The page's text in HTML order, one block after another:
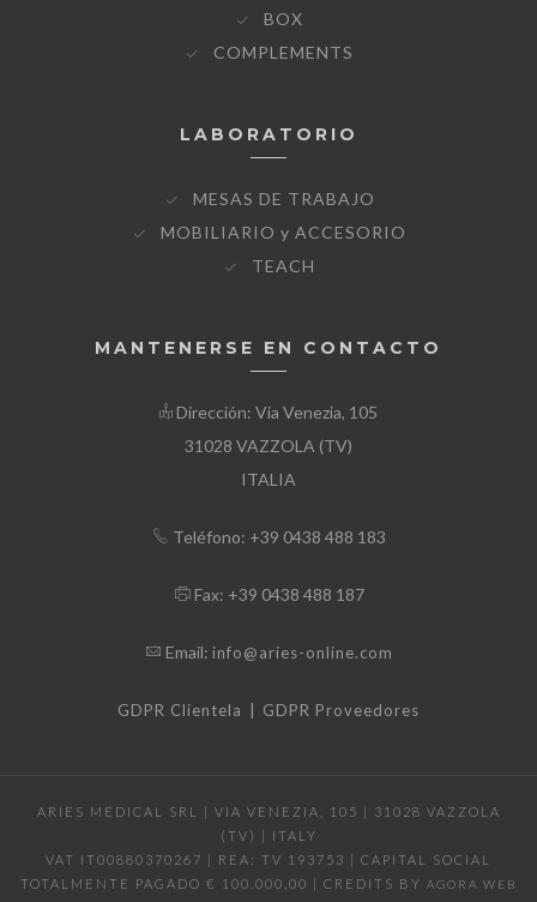
BOX
COMPLEMENTS
LABORATORIO
MESAS DE TRABAJO
MOBILIARIO y ACCESORIO
TEACH
MANTENERSE EN CONTACTO
Dirección: Via Venezia, 105
31028 VAZZOLA (TV)
ITALIA
Teléfono: +39 0438 488 183
Fax: +39 0438 488 187
Email: info@aries-online.com
GDPR Clientela | GDPR Proveedores
ARIES MEDICAL SRL | VIA VENEZIA, 105 | 31028 VAZZOLA
(TV) | ITALY
VAT IT00880370267 | REA: TV 193753 | CAPITAL SOCIAL
TOTALMENTE PAGADO € 100.000,00 | CREDITS BY AGORA WEB